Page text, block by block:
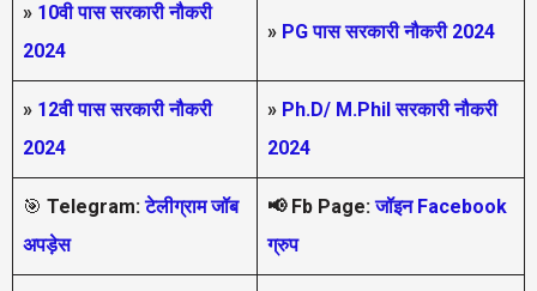
» 10वी पास सरकारी नौकरी
2024
» PG पास सरकारी नौकरी 2024
» 12वी पास सरकारी नौकरी
2024
» Ph.D/ M.Phil सरकारी नौकरी
2024
🎯 Telegram: टेलीग्राम जॉब
अपड़ेस
📢 Fb Page:जॉइन Facebook
ग्रुप